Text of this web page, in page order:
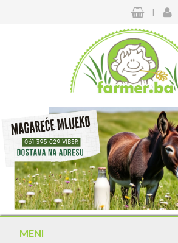
|
MENI